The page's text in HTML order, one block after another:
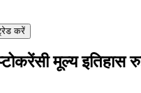
करें
मूल्य इतिहास